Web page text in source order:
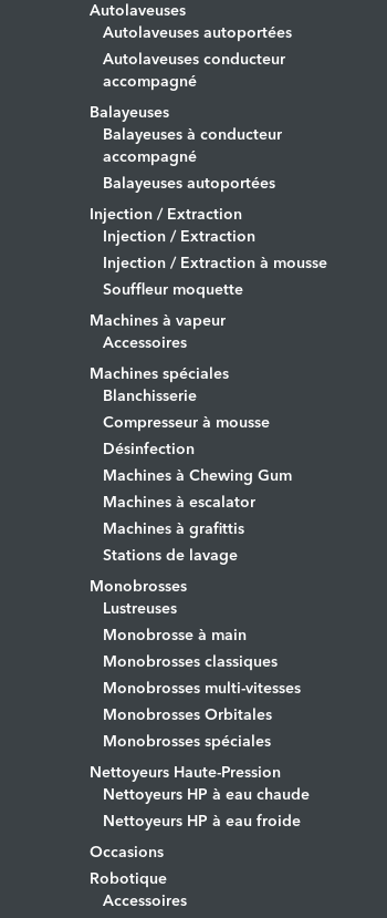
Autolaveuses
Autolaveuses autoportées
Autolaveuses conducteur
accompagné
Balayeuses
Balayeuses à conducteur
accompagné
Balayeuses autoportées
Injection / Extraction
Injection / Extraction
Injection / Extraction à mousse
Souffleur moquette
Machines à vapeur
Accessoires
Machines spéciales
Blanchisserie
Compresseur à mousse
Désinfection
Machines à Chewing Gum
Machines à escalator
Machines à grafittis
Stations de lavage
Monobrosses
Lustreuses
Monobrosse à main
Monobrosses classiques
Monobrosses multi-vitesses
Monobrosses Orbitales
Monobrosses spéciales
Nettoyeurs Haute-Pression
Nettoyeurs HP à eau chaude
Nettoyeurs HP à eau froide
Occasions
Robotique
Accessoires